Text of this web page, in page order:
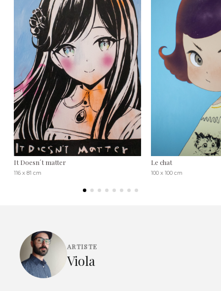
It Doesn´t matter
116 x 81 cm
Le chat
100 x 100 cm
ARTISTE
Viola